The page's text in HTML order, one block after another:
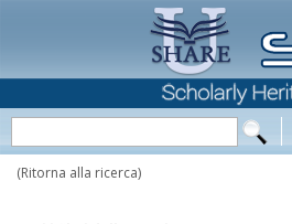
(Ritorna alla ricerca)